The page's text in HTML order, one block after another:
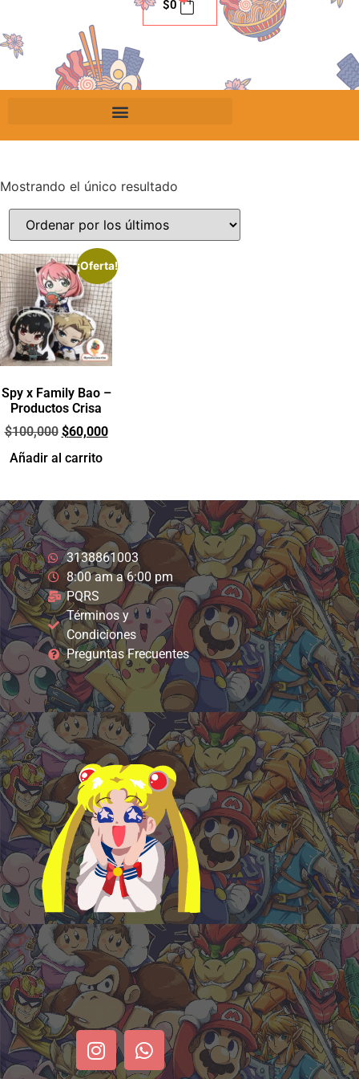
$0
Mostrando el único resultado
¡Oferta!
Spy x Family Bao –
Productos Crisa
$100,000 $60,000
Añadir al carrito
3138861003
8:00 am a 6:00 pm
PQRS
Términos y
Condiciones
Preguntas Frecuentes